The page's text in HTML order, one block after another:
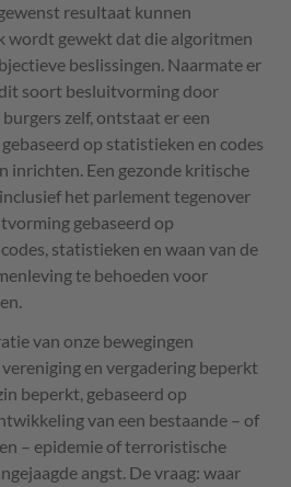
resultaat kunnen
wordt gewekt dat die algoritmen
beslissingen. Naarmate er
soort besluitvorming door
zelf, ontstaat er een
op statistieken en codes
inrichten. Een gezonde kritische
het parlement tegenover
gebaseerd op
statistieken en waan van de
te behoeden voor
van onze bewegingen
en vergadering beperkt
beperkt, gebaseerd op
van een bestaande – of
– epidemie of terroristische
angst. De vraag: waar